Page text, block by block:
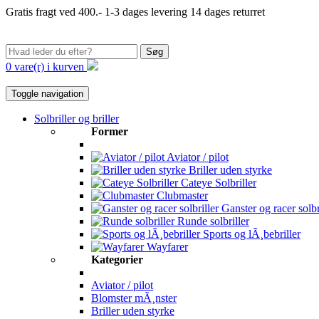
Gratis fragt ved 400.- 1-3 dages levering 14 dages returret
Søg
0 vare(r) i kurven
Toggle navigation
Solbriller og briller
Former
Aviator / pilot
Briller uden styrke
Cateye Solbriller
Clubmaster
Ganster og racer
Runde solbriller
Sports og lÃ¸bebriller
Wayfarer
Kategorier
Aviator / pilot
Blomster mÃ¸nster
Briller uden styrke